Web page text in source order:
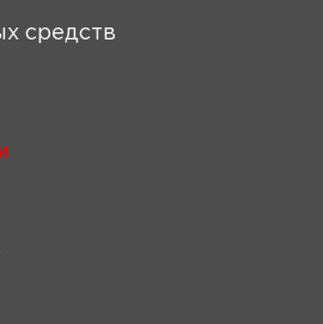
средств